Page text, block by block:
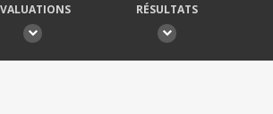
RÉSULTATS